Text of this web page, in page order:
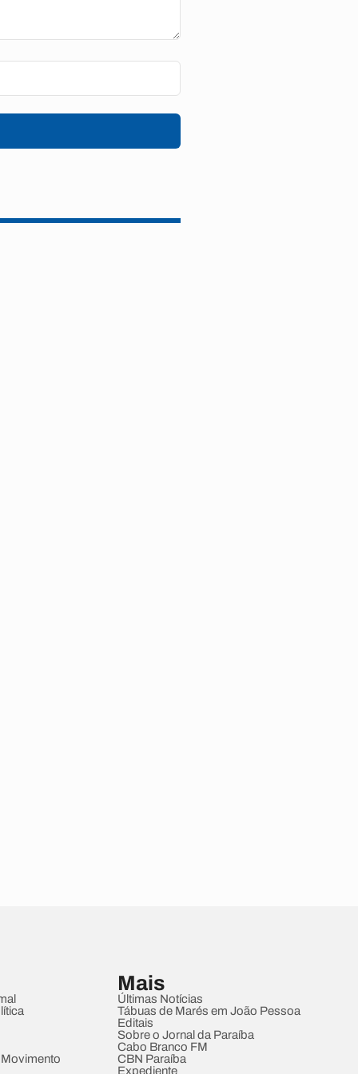
Mais
Últimas Notícias
Tábuas de Marés em João Pessoa
Editais
Sobre o Jornal da Paraíba
Cabo Branco FM
CBN Paraíba
Expediente